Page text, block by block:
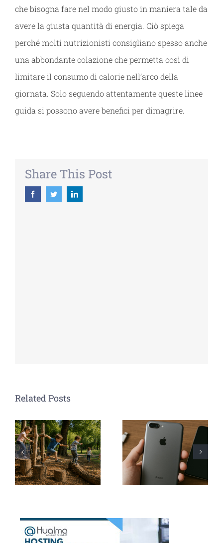
che bisogna fare nel modo giusto in maniera tale da
avere la giusta quantità di energia. Ciò spiega
perché molti nutrizionisti consigliano spesso anche
una abbondante colazione che permetta così di
limitare il consumo di calorie nell’arco della
giornata. Solo seguendo attentamente queste linee
guida si possono avere benefici per dimagrire.
Share This Post
FacebookTwitterLinkedin
Related Posts